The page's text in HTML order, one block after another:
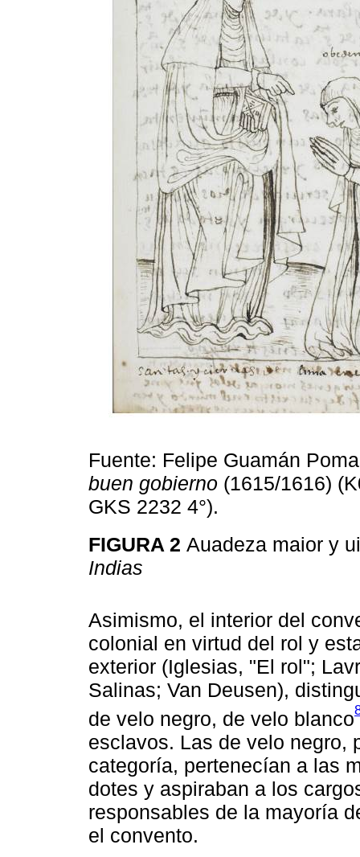
Fuente: Felipe Guamán
buen gobierno (1615/1616)
GKS 2232 4°).
FIGURA 2 Auadeza maior y
Indias
Asimismo, el interior del
colonial en virtud del rol y
exterior (Iglesias, "El rol";
Salinas; Van Deusen),
de velo negro, de velo blanco
esclavos. Las de velo negro,
categoría, pertenecían a las
dotes y aspiraban a los
responsables de la mayoría
el convento.